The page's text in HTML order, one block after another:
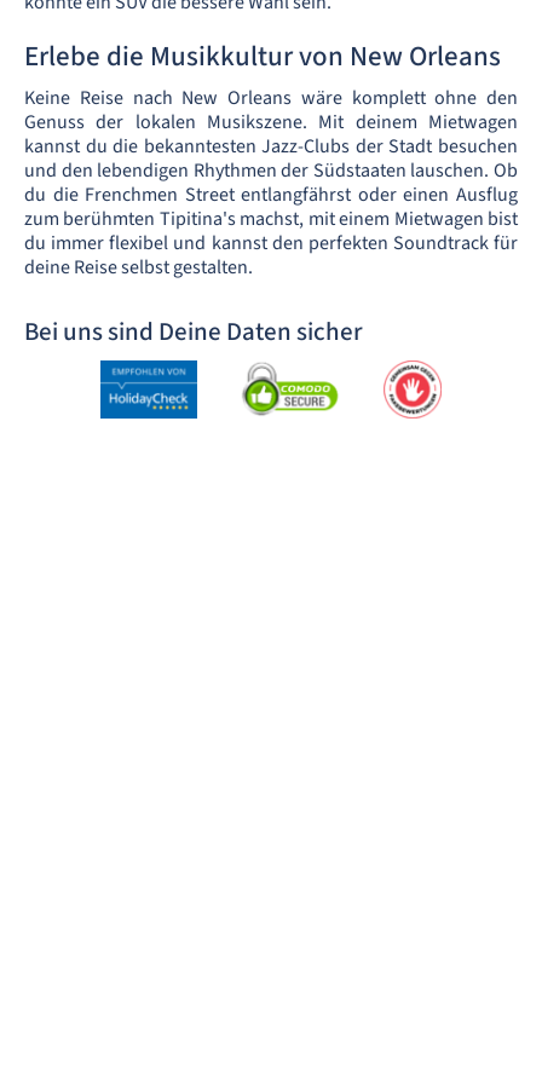
Erlebe die Musikkultur von New Orleans
Keine Reise nach New Orleans wäre komplett ohne den
Genuss der lokalen Musikszene. Mit deinem Mietwagen
kannst du die bekanntesten Jazz-Clubs der Stadt besuchen
und den lebendigen Rhythmen der Südstaaten lauschen. Ob
du die Frenchmen Street entlangfährst oder einen Ausflug
zum berühmten Tipitina's machst, mit einem Mietwagen bist
du immer flexibel und kannst den perfekten Soundtrack für
deine Reise selbst gestalten.
Bei uns sind Deine Daten sicher